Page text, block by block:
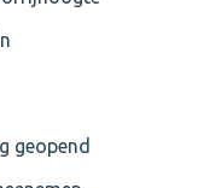
plaatse een toeslag
geopend